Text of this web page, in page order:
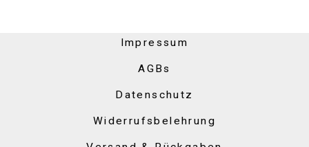
Impressum
AGBs
Datenschutz
Widerrufsbelehrung